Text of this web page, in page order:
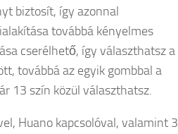
biztosít, így azonnal
továbbá kényelmes
cserélhető, így választhatsz a
továbbá az egyik gombbal a
13 szín közül választhatsz.
Huano kapcsolóval, valamint 3